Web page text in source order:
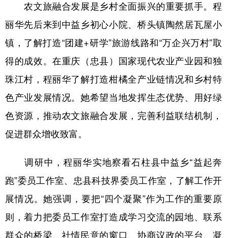
农文旅融合发展是乡村全面振兴的重要抓手。程
丽华先后来到中益乡初心小院、桥头镇陶然居瓦屋小
镇，了解打造“团建+研学”旅游线路和“万企兴万村”取
得的成效。在重庆（忠县）国家现代农业产业园和独
珠江村，程丽华了解打造柑橘全产业链情况和乡村特
色产业发展情况。她希望当地发挥生态优势、用好绿
色资源，推动农文旅融合发展，完善利益联结机制，
促进群众增收致富。
调研中，程丽华实地察看石柱县中益乡“益起奔
跑”委员工作室、忠县科技界委员工作室，了解工作开
展情况。她强调，要把“四个凝聚”作为工作的重要原
则，着力把委员工作室打造成学习交流的园地、联系
群众的桥梁、社情民意的窗口、协商议政的平台、凝